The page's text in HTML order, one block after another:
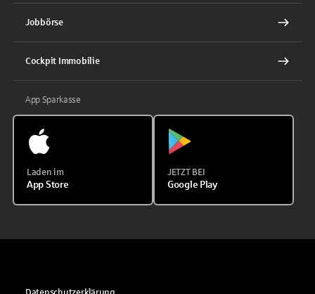
Jobbörse
Cockpit Immobilie
App Sparkasse
Laden im
App Store
JETZT BEI
Google Play